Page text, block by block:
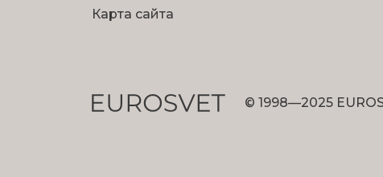
Карта сайта
© 1998—2025